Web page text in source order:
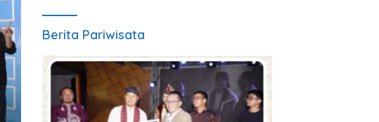
Berita Pariwisata